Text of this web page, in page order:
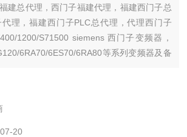
建总代理，西门子福建代理，福建西门子总
理，福建西门子PLC总代理，代理西门子
1200/S71500 siemens 西门子变频器，
6RA70/6ES70/6RA80等系列变频器及备
动，西门子楼宇，西门子工控系列模块，
20